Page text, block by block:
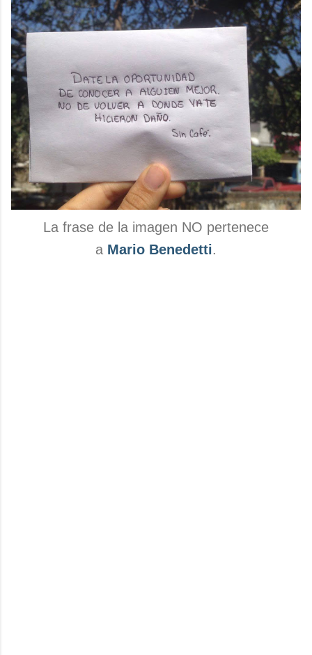
La frase de la imagen NO pertenece
a Mario Benedetti.